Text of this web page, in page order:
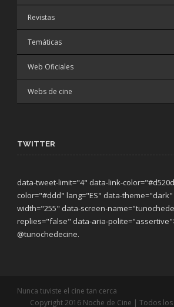
Revistas
Temáticas
Web Oficiales
Webs de cine
TWITTER
data-tweet-limit="4" data-link-
color="#ddd" lang="ES" data-theme="dark"
width="255" data-screen-
replies="false" data-aria-
@tunochedecine.
Nunca tuviste el cine tan cerca
Copyright 2016 Noche de Cine | Todos